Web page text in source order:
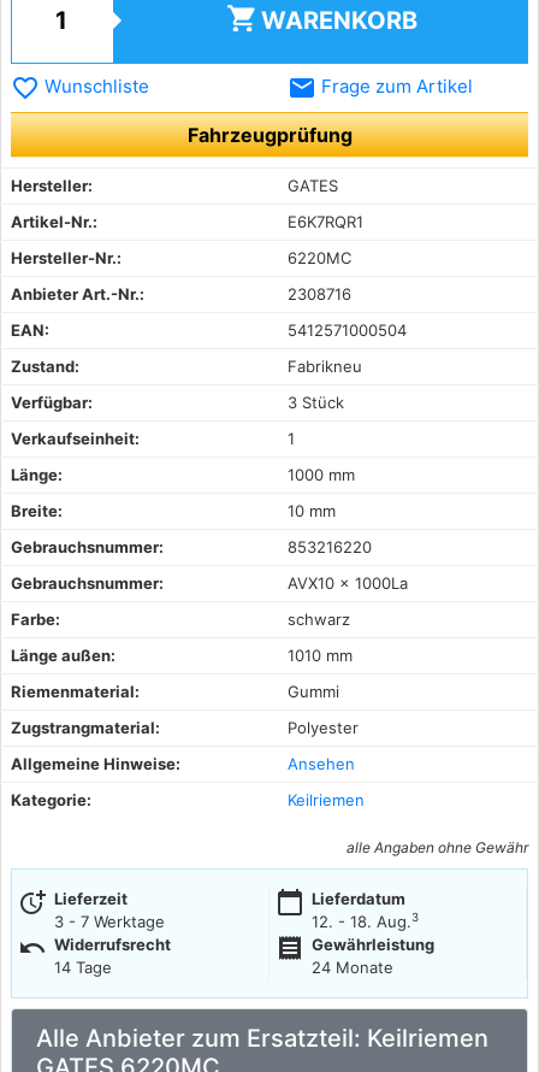
shopping_cart WARENKORB
favorite_border Wunschliste email Frage zum Artikel
Fahrzeugprüfung
Hersteller:
GATES
Artikel-Nr.:
E6K7RQR1
Hersteller-Nr.:
6220MC
Anbieter Art.-Nr.:
2308716
EAN:
5412571000504
Zustand:
Fabrikneu
Verfügbar:
3 Stück
Verkaufseinheit:
1
Länge:
1000 mm
Breite:
10 mm
Gebrauchsnummer:
853216220
Gebrauchsnummer:
AVX10 x 1000La
Farbe:
schwarz
Länge außen:
1010 mm
Riemenmaterial:
Gummi
Zugstrangmaterial:
Polyester
Allgemeine Hinweise:
Ansehen
Kategorie:
Keilriemen
alle Angaben ohne Gewähr
more_time Lieferzeit
3 - 7 Werktage
calendar_today Lieferdatum
12. - 18. Aug.3
undo Widerrufsrecht
14 Tage
receipt
Gewährleistung
24 Monate
Alle Anbieter zum Ersatzteil: Keilriemen